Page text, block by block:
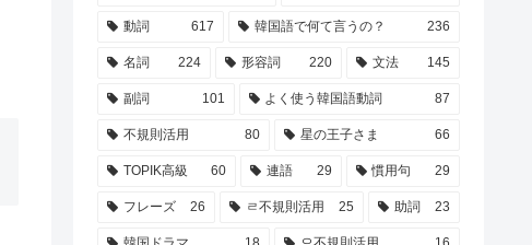
動詞 617 韓国語で何て言うの？ 236
名詞 224 形容詞 220 文法 145
副詞 101 よく使う韓国語動詞 87
不規則活用 80 星の王子さま 66
TOPIK高級 60 連語 29 慣用句 29
フレーズ 26 ㄹ不規則活用 25 助詞 23